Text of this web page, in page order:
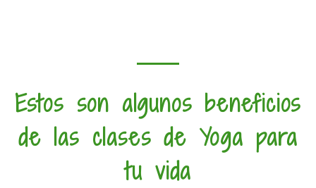
Estos son algunos beneficios
de las clases de Yoga para
tu vida